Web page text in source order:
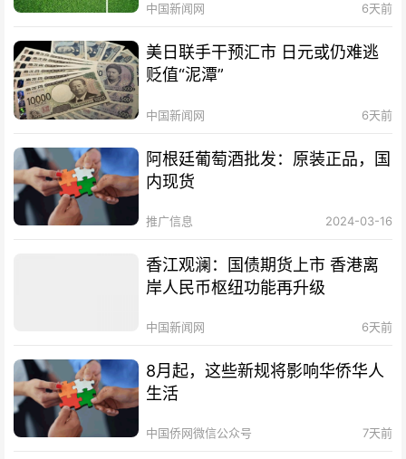
中国新闻网 6天前
美日联手干预汇市 日元或仍难逃
贬值“泥潭”
中国新闻网 6天前
阿根廷葡萄酒批发：原装正品，国
内现货
推广信息 2024-03-16
香江观澜：国债期货上市 香港离
岸人民币枢纽功能再升级
中国新闻网 6天前
8月起，这些新规将影响华侨华人
生活
中国侨网微信公众号 7天前